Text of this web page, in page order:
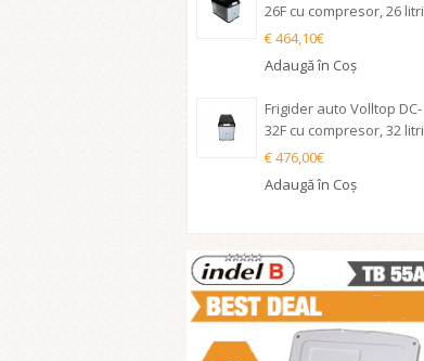
26F cu compresor, 26 litri
€ 464,10€
Adaugă în Coş
Frigider auto Volltop DC-
32F cu compresor, 32 litri
€ 476,00€
Adaugă în Coş